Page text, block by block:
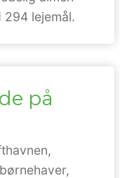
lejemål.
på